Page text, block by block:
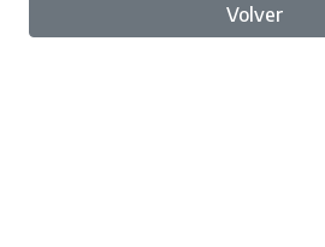
Volver